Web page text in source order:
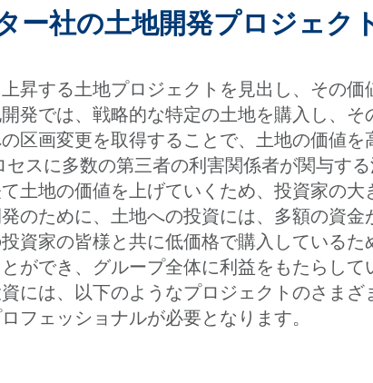
ー社の土地開発プロジェク
昇する土地プロジェクトを見出し、その価
発では、戦略的な特定の土地を購入し、そ
区画変更を取得することで、土地の価値を
スに多数の第三者の利害関係者が関与す
土地の価値を上げていくため、投資家の大
のために、土地への投資には、多額の資金
資家の皆様と共に低価格で購入しているた
ができ、グループ全体に利益をもたらして
には、以下のようなプロジェクトのさまざ
フェッショナルが必要となります。